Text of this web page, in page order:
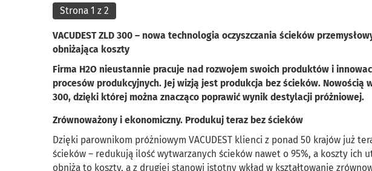
Strona 1 z 2
VACUDEST ZLD 300 – nowa technologia oczyszczania ścieków
obniżająca koszty
Firma H2O nieustannie pracuje nad rozwojem swoich produktów i
procesów produkcyjnych. Jej wizją jest produkcja bez ścieków. Nowością
300, dzięki której można znacząco poprawić wynik destylacji próżniowej.
Zrównoważony i ekonomiczny. Produkuj teraz bez ścieków
Dzięki parownikom próżniowym VACUDEST klienci z ponad 50 krajów już
ścieków – redukują ilość wytwarzanych ścieków nawet o 95%, a koszty ich
obniża to koszty, a z drugiej stanowi istotny wkład w kształtowanie